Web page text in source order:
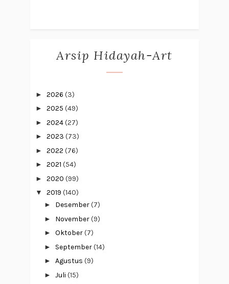
Arsip Hidayah-Art
► 2026 (3)
► 2025 (49)
► 2024(27)
► 2023 (73)
► 2022 (76)
► 2021 (54)
► 2020 (99)
▼ 2019 (140)
► Desember(7)
► November(9)
► Oktober(7)
► September(14)
► Agustus (9)
► Juli (15)